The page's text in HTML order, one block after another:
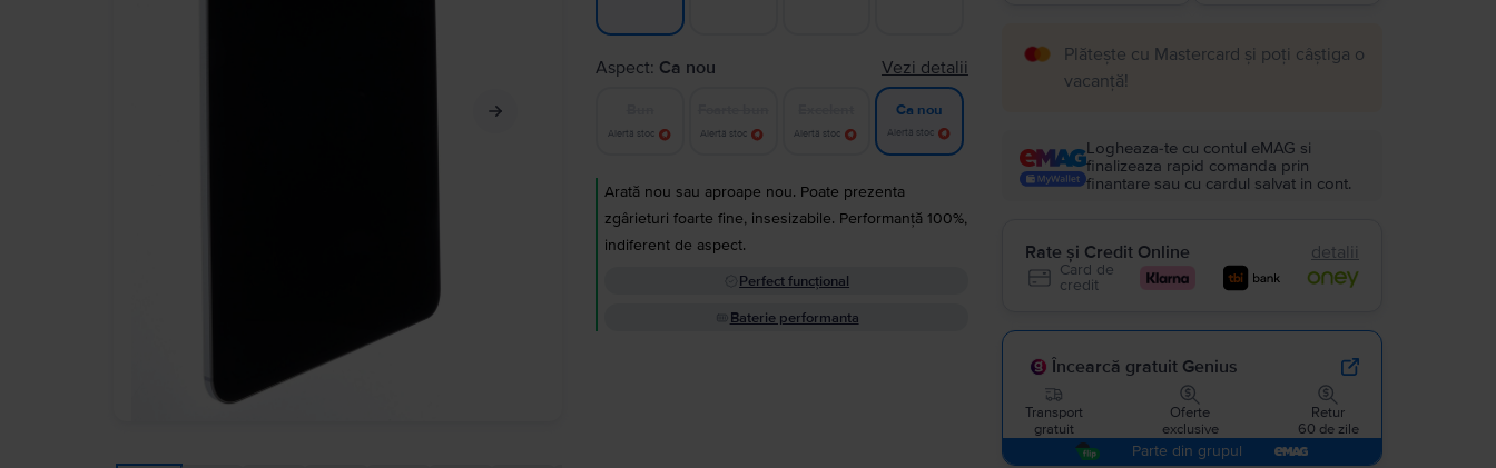
Aspect: Ca nou Vezi detalii
Alertă stoc Alertă stoc Alertă stoc
Ca nou
Alertă stoc
Arată nou sau aproape nou. Poate prezenta
zgârieturi foarte fine, insesizabile. Performanță 100%,
indiferent de aspect.
Perfect funcțional
Baterie performanta
Plătește cu Mastercard și poți câștiga o
vacanță!
Logheaza-te cu contul eMAG si
finalizeaza rapid comanda prin
finantare sau cu cardul salvat in cont.
Rate și Credit Online detalii
Card de
credit
Încearcă gratuit Genius
Transport
gratuit
Oferte
exclusive
Retur
60 de zile
Parte din grupul